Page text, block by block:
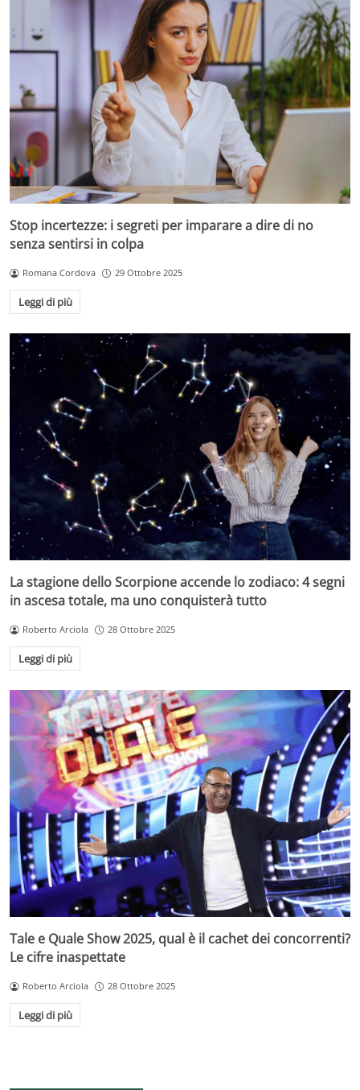
Stop incertezze: i segreti per imparare a dire di no
senza sentirsi in colpa
Romana Cordova 29 Ottobre 2025
Leggi di più
La stagione dello Scorpione accende lo zodiaco: 4 segni
in ascesa totale, ma uno conquisterà tutto
Roberto Arciola 28 Ottobre 2025
Leggi di più
Tale e Quale Show 2025, qual è il cachet dei concorrenti?
Le cifre inaspettate
Roberto Arciola 28 Ottobre 2025
Leggi di più